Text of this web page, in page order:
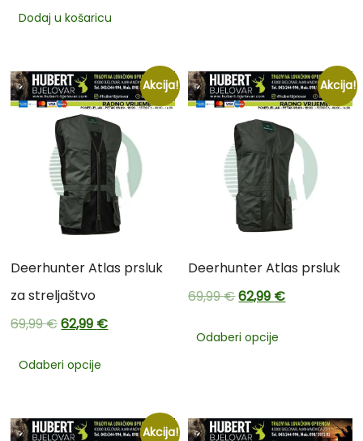
Dodaj u košaricu
Akcija!
Deerhunter Atlas prsluk
za streljaštvo
69,99€62,99 €
Odaberi opcije
Akcija!
Deerhunter Atlas prsluk
69,99€62,99 €
Odaberi opcije
Akcija!